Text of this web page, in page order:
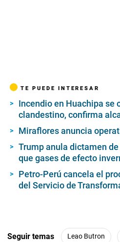
TE PUEDE INTERESAR
Incendio en Huachipa se
clandestino, confirma
Miraflores anuncia
Trump anula dictamen
que gases de efecto
Petro-Perú cancela el
del Servicio de
Seguir temas Leao Butron